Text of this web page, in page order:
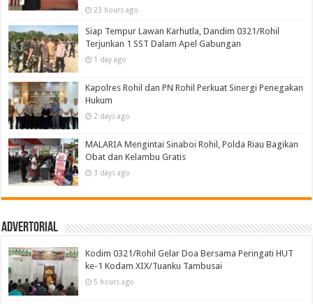
23 hours ago
Siap Tempur Lawan Karhutla, Dandim 0321/Rohil
Terjunkan 1 SST Dalam Apel Gabungan
1 day ago
Kapolres Rohil dan PN Rohil Perkuat Sinergi Penegakan
Hukum
2 days ago
MALARIA Mengintai Sinaboi Rohil, Polda Riau Bagikan
Obat dan Kelambu Gratis
3 days ago
Advertorial
Kodim 0321/Rohil Gelar Doa Bersama Peringati HUT
ke-1 Kodam XIX/Tuanku Tambusai
5 hours ago